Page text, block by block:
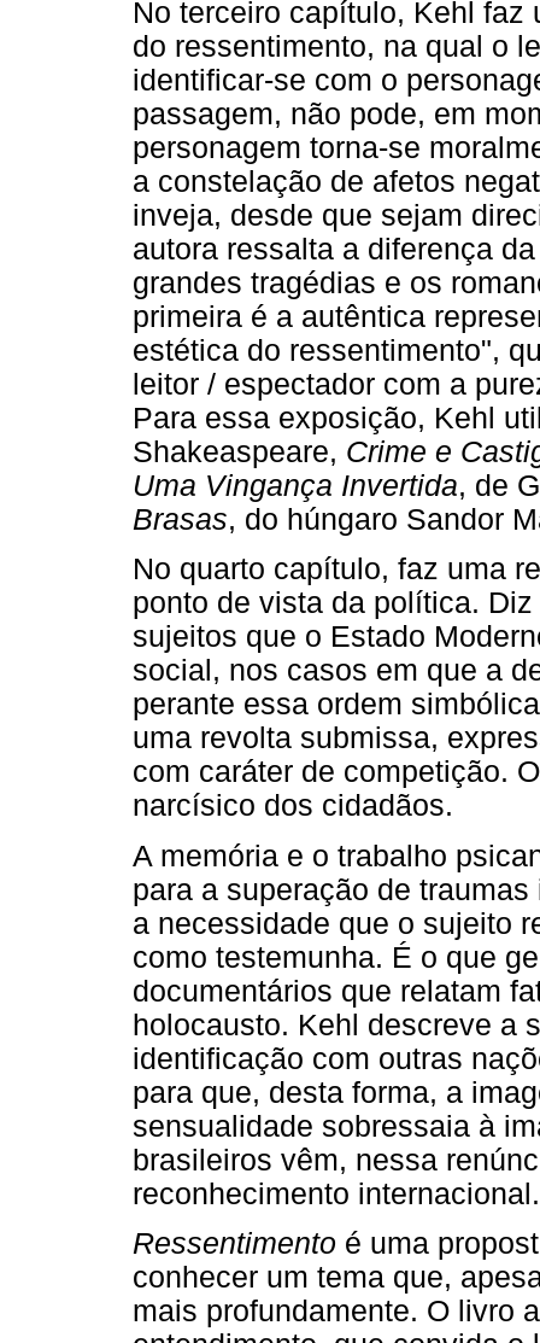
No terceiro capítulo, Kehl faz
do ressentimento, na qual o
identificar-se com o
passagem, não pode, em
personagem torna-se
a constelação de afetos
inveja, desde que sejam
autora ressalta a diferença
grandes tragédias e os
primeira é a autêntica
estética do ressentimento",
leitor / espectador com a
Para essa exposição, Kehl
Shakeaspeare, Crime e
Uma Vingança Invertida, de
Brasas, do húngaro Sandor
No quarto capítulo, faz uma
ponto de vista da política.
sujeitos que o Estado
social, nos casos em que a
perante essa ordem
uma revolta submissa,
com caráter de competição.
narcísico dos cidadãos.
A memória e o trabalho
para a superação de
a necessidade que o sujeito
como testemunha. É o que
documentários que relatam
holocausto. Kehl descreve a
identificação com outras
para que, desta forma, a
sensualidade sobressaia à
brasileiros vêm, nessa
reconhecimento internacional.
Ressentimento é uma
conhecer um tema que,
mais profundamente. O livro